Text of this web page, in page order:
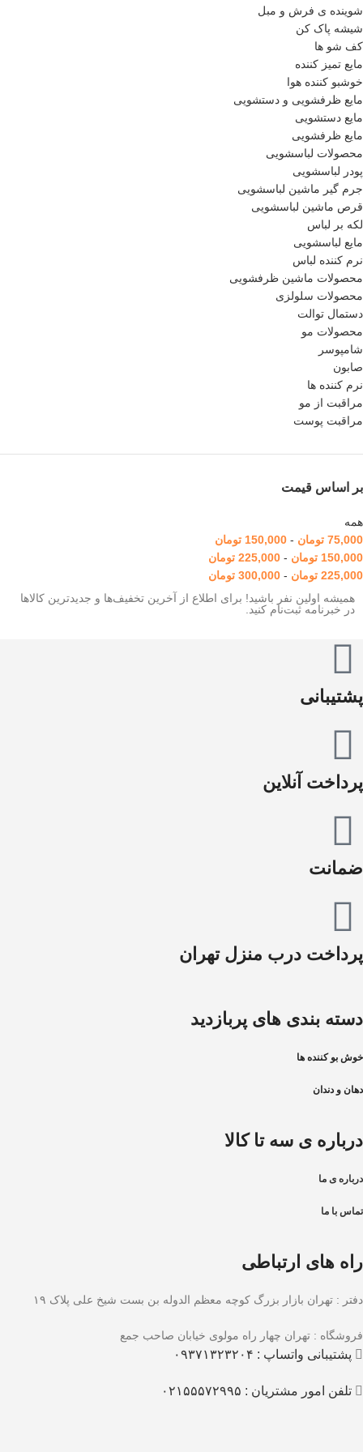
شوینده ی فرش و مبل
شیشه پاک کن
کف شو ها
مایع تمیز کننده
خوشبو کننده هوا
مایع ظرفشویی و دستشویی
مایع دستشویی
مایع ظرفشویی
محصولات لباسشویی
پودر لباسشویی
جرم گیر ماشین لباسشویی
قرص ماشین لباسشویی
لکه بر لباس
مایع لباسشویی
نرم کننده لباس
محصولات ماشین ظرفشویی
محصولات سلولزی
دستمال توالت
محصولات مو
شامپوسر
صابون
نرم کننده ها
مراقبت از مو
مراقبت پوست
بر اساس قیمت
همه
75,000 تومان -
150,000 تومان
150,000 تومان -
225,000 تومان
225,000 تومان -
300,000 تومان
همیشه اولین نفر باشید! برای اطلاع از آخرین تخفیف‌ها و جدیدترین کالاها
در خبرنامه ثبت‌نام کنید.
پشتیبانی
پرداخت آنلاین
ضمانت
پرداخت درب منزل تهران
دسته بندی های پربازدید
خوش بو کننده ها
دهان و دندان
درباره ی سه تا کالا
درباره ی ما
تماس با ما
راه های ارتباطی
دفتر : تهران بازار بزرگ کوچه معظم الدوله بن بست شیخ علی پلاک ۱۹
فروشگاه : تهران چهار راه مولوی خیابان صاحب جمع
پشتیبانی واتساپ : ۰۹۳۷۱۳۲۳۲۰۴
تلفن امور مشتریان : ۰۲۱۵۵۵۷۲۹۹۵